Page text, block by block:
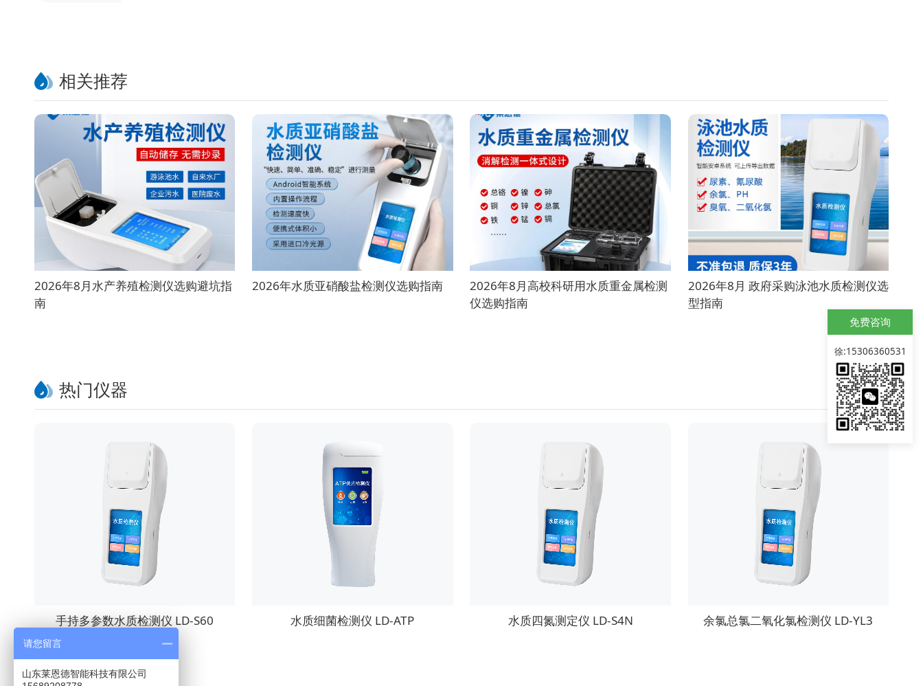
相关推荐
2026年8月水产养殖检测仪选购避坑指
南
2026年水质亚硝酸盐检测仪选购指南
2026年8月高校科研用水质重金属检测
仪选购指南
2026年8月 政府采购泳池水质检测仪选
型指南
热门仪器
手持多参数水质检测仪 LD-S60 水质细菌检测仪 LD-ATP 水质四氮测定仪 LD-S4N 余氯总氯二氧化氯检测仪 LD-YL3
免费咨询
徐:15306360531
请您留言
山东莱恩德智能科技有限公司